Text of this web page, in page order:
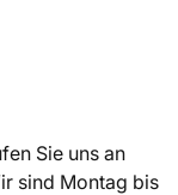
Sie uns an
sind Montag bis